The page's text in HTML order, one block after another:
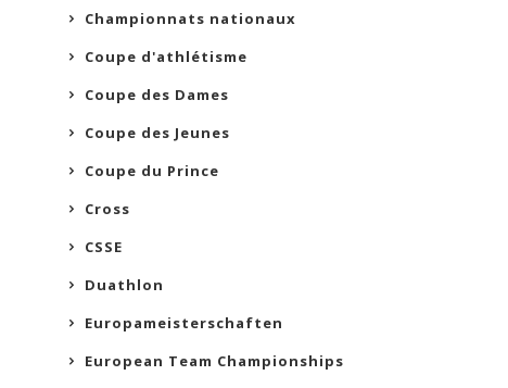
Championnats nationaux
Coupe d'athlétisme
Coupe des Dames
Coupe des Jeunes
Coupe du Prince
Cross
CSSE
Duathlon
Europameisterschaften
European Team Championships